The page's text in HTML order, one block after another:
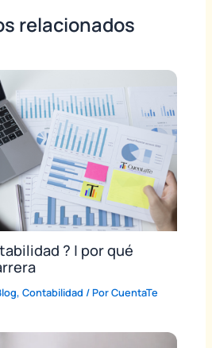
relacionados
? | por qué
,Contabilidad / PorCuentaTe